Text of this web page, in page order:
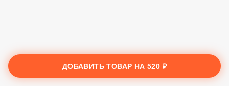
ДОБАВИТЬ ТОВАР НА520 ₽